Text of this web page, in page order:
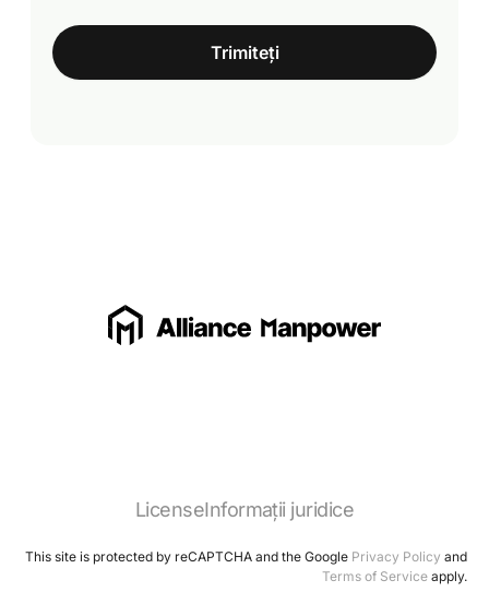
Trimiteți
LicenseInformații juridice
This site is protected by reCAPTCHA and the Google Privacy Policy and
Terms of Service apply.